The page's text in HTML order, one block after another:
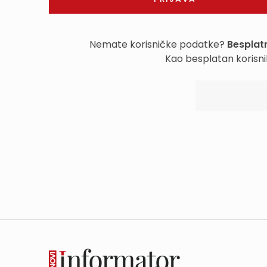
Nemate korisničke podatke?
Kao besplatan